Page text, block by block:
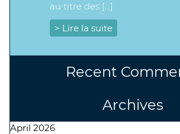
au titre des […]
> Lire la suite
Recent
Archives
April 2026